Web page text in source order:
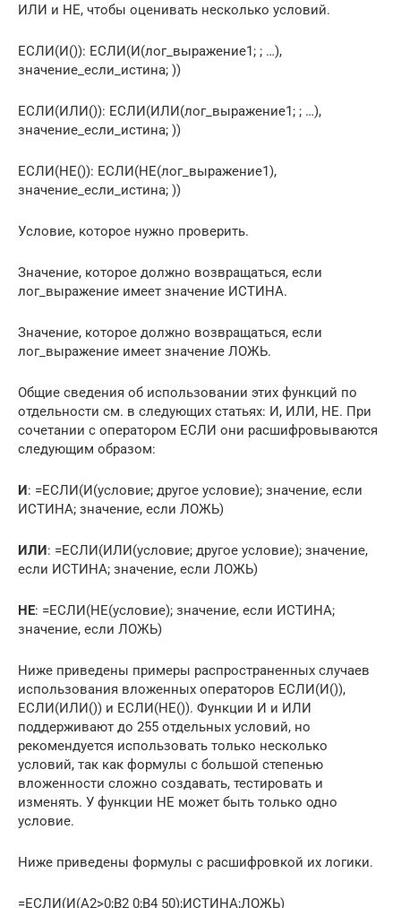
ИЛИ и НЕ, чтобы оценивать несколько условий.
ЕСЛИ(И()): ЕСЛИ(И(лог_выражение1; ; …),
значение_если_истина; ))
ЕСЛИ(ИЛИ()): ЕСЛИ(ИЛИ(лог_выражение1; ; …),
значение_если_истина; ))
ЕСЛИ(НЕ()): ЕСЛИ(НЕ(лог_выражение1),
значение_если_истина; ))
Условие, которое нужно проверить.
Значение, которое должно возвращаться, если
лог_выражение имеет значение ИСТИНА.
Значение, которое должно возвращаться, если
лог_выражение имеет значение ЛОЖЬ.
Общие сведения об использовании этих функций по
отдельности см. в следующих статьях: И, ИЛИ, НЕ. При
сочетании с оператором ЕСЛИ они расшифровываются
следующим образом:
И: =ЕСЛИ(И(условие; другое условие); значение, если
ИСТИНА; значение, если ЛОЖЬ)
ИЛИ: =ЕСЛИ(ИЛИ(условие; другое условие); значение,
если ИСТИНА; значение, если ЛОЖЬ)
НЕ: =ЕСЛИ(НЕ(условие); значение, если ИСТИНА;
значение, если ЛОЖЬ)
Ниже приведены примеры распространенных случаев
использования вложенных операторов ЕСЛИ(И()),
ЕСЛИ(ИЛИ()) и ЕСЛИ(НЕ()). Функции И и ИЛИ
поддерживают до 255 отдельных условий, но
рекомендуется использовать только несколько
условий, так как формулы с большой степенью
вложенности сложно создавать, тестировать и
изменять. У функции НЕ может быть только одно
условие.
Ниже приведены формулы с расшифровкой их логики.
=ЕСЛИ(И(A2>0;B2 0;B4 50);ИСТИНА;ЛОЖЬ)